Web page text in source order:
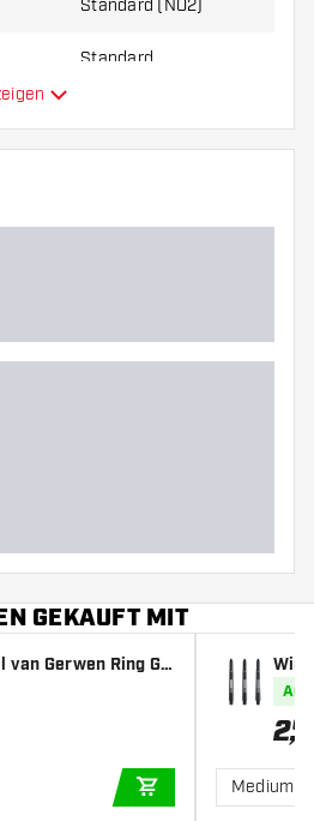
Standard (NO2)
Standard
GEKAUFT MIT
van Gerwen Ring Gri
Shafts
IN DEN
p
Auf
2,60
Medium